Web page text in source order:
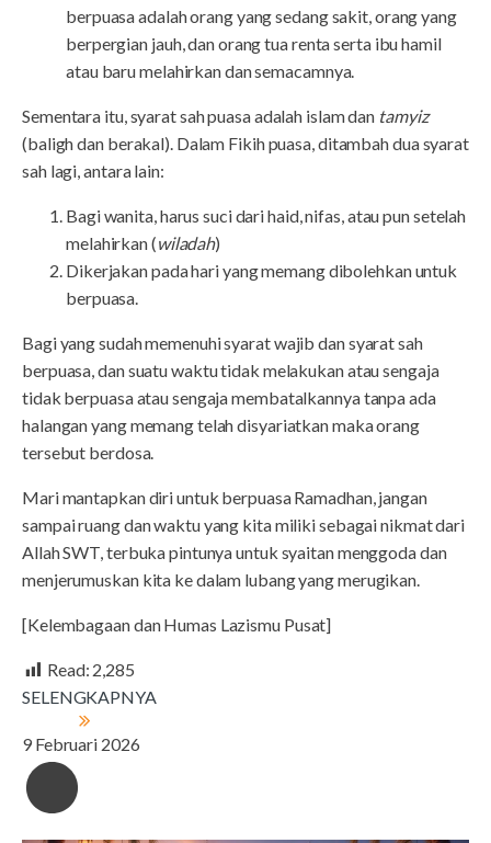
berpuasa adalah orang yang sedang sakit, orang yang
berpergian jauh, dan orang tua renta serta ibu hamil
atau baru melahirkan dan semacamnya.
Sementara itu, syarat sah puasa adalah islam dan tamyiz
(baligh dan berakal). Dalam Fikih puasa, ditambah dua syarat
sah lagi, antara lain:
Bagi wanita, harus suci dari haid, nifas, atau pun setelah
melahirkan (wiladah)
Dikerjakan pada hari yang memang dibolehkan untuk
berpuasa.
Bagi yang sudah memenuhi syarat wajib dan syarat sah
berpuasa, dan suatu waktu tidak melakukan atau sengaja
tidak berpuasa atau sengaja membatalkannya tanpa ada
halangan yang memang telah disyariatkan maka orang
tersebut berdosa.
Mari mantapkan diri untuk berpuasa Ramadhan, jangan
sampai ruang dan waktu yang kita miliki sebagai nikmat dari
Allah SWT, terbuka pintunya untuk syaitan menggoda dan
menjerumuskan kita ke dalam lubang yang merugikan.
[Kelembagaan dan Humas Lazismu Pusat]
Read: 2,285
SELENGKAPNYA
9 Februari 2026